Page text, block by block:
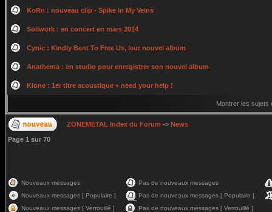
KoRn : nouveau clip - Spike In My Veins
Soilwork : en concert en mars 2014
Cynic : Kindly Bent To Free Us, leur nouvel album
Anathema : en studio pour enregistrer son nouvel album
Klone : 1er titre acoustique + need your help !
Montrer les sujets
ZONEMETAL Index du Forum -> News
Page 1 sur 70
Nouveaux messages
Pas de nouveaux messages
Nouveaux messages [ Populaire ]
Pas de nouveaux messages [ Populaire ]
Nouveaux messages [ Verrouillé ]
Pas de nouveaux messages [ Verrouillé ]